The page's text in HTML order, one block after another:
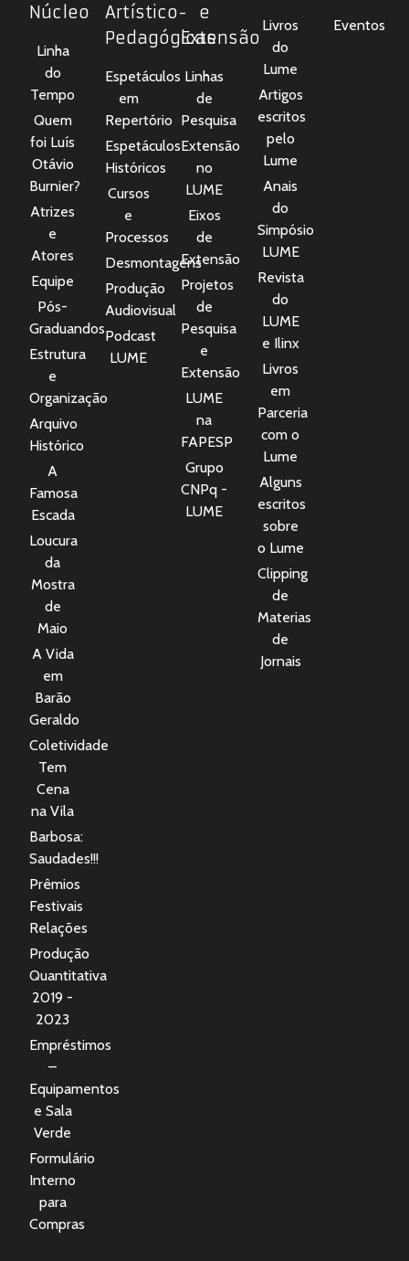
Núcleo
Linha
do
Tempo
Quem
foi Luís
Otávio
Burnier?
Atrizes
e
Atores
Equipe
Pós-
Graduandos
Estrutura
e
Organização
Arquivo
Histórico
A
Famosa
Escada
Loucura
da
Mostra
de
Maio
A Vida
em
Barão
Geraldo
Coletividade
Tem
Cena
na Vila
Barbosa:
Saudades!!!
Prêmios
Festivais
Relações
Produção
Quantitativa
2019 -
2023
Empréstimos
–
Equipamentos
e Sala
Verde
Formulário
Interno
para
Compras
Artístico-
Pedagógicas
Espetáculos
em
Repertório
Espetáculos
Históricos
Cursos
e
Processos
Desmontagens
Produção
Audiovisual
Podcast
LUME
e
Extensão
Linhas
de
Pesquisa
Extensão
no
LUME
Eixos
de
Extensão
Projetos
de
Pesquisa
e
Extensão
LUME
na
FAPESP
Grupo
CNPq -
LUME
Livros
do
Lume
Artigos
escritos
pelo
Lume
Anais
do
Simpósio
LUME
Revista
do
LUME
e Ilinx
Livros
em
Parceria
com o
Lume
Alguns
escritos
sobre
o Lume
Clipping
de
Materias
de
Jornais
Eventos